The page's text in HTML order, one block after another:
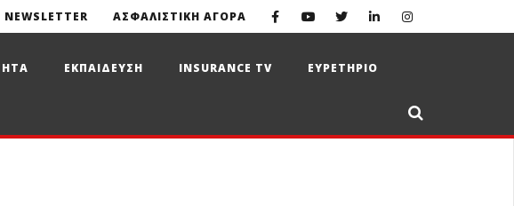
NEWSLETTER ΑΣΦΑΛΙΣΤΙΚΗ ΑΓΟΡΑ
ΕΚΠΑΙΔΕΥΣΗ INSURANCE TV ΕΥΡΕΤΗΡΙΟ